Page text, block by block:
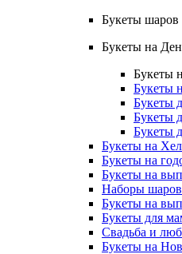
Букеты шаров
Букеты на
Букеты
Букеты
Букеты
Букеты
Букеты
Букеты на
Букеты на
Букеты на
Наборы шаров
Букеты на
Букеты для
Свадьба и
Букеты на